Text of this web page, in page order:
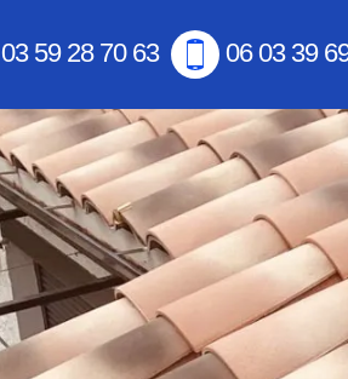
03 59 28 70 63 06 03 39